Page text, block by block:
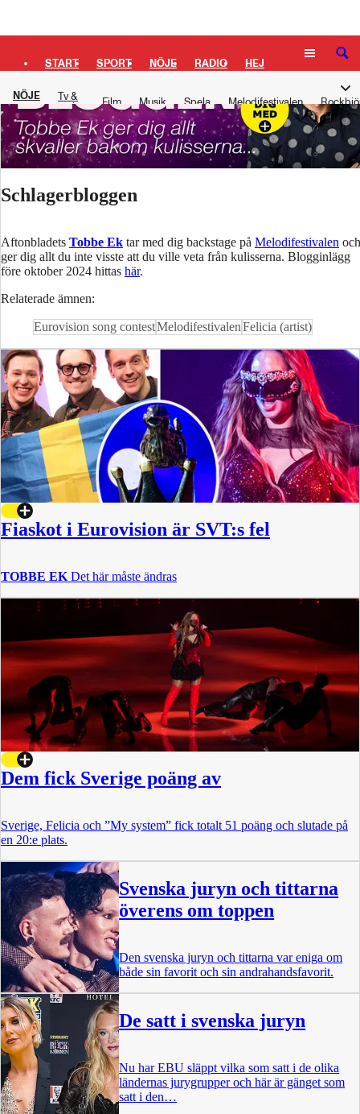
START SPORT NÖJE RADIO HEJ
PLUS TIPSA TV KULTUR LEDARE
SÖK
NÖJE
Tv &
serier
Film Musik Spela Melodifestivalen
Schlagerbloggen
Aftonbladets Tobbe Ek tar med dig backstage på Melodifestivalen och
ger dig allt du inte visste att du ville veta från kulisserna. Blogginlägg
före oktober 2024 hittas här.
Relaterade ämnen:
Eurovision song contestMelodifestivalenFelicia (artist)
Fiaskot i Eurovision är SVT:s fel
TOBBE EK Det här måste ändras
Dem fick Sverige poäng av
Sverige, Felicia och ”My system” fick totalt 51 poäng och slutade på
en 20:e plats.
Svenska juryn och tittarna
överens om toppen
Den svenska juryn och tittarna var eniga om
både sin favorit och sin andrahandsfavorit.
De satt i svenska juryn
Nu har EBU släppt vilka som satt i de olika
ländernas jurygrupper och här är gänget som
satt i den…